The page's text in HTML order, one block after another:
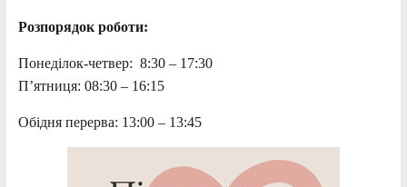
Розпорядок роботи:
Понеділок-четвер: 8:30 – 17:30
П’ятниця: 08:30 – 16:15
Обідня перерва: 13:00 – 13:45